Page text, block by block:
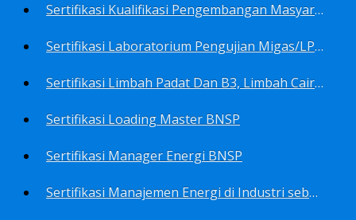
Sertifikasi Kualifikasi Pengembangan Masyarakat BNSP
Sertifikasi Laboratorium Pengujian Migas/LPM BNSP
Sertifikasi Limbah Padat Dan B3, Limbah Cair BNSP
Sertifikasi Loading Master BNSP
Sertifikasi Manager Energi BNSP
Sertifikasi Manajemen Energi di Industri sebagai Auditor BNSP